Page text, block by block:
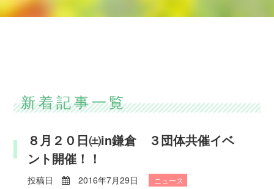
新着記事一覧
８月２０日㈯in鎌倉 ３団体共催イベ
ント開催！！
投稿日 2016年7月29日 ニュース